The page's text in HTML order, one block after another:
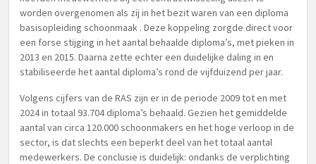
worden overgenomen als zij in het bezit waren van een diploma
basisopleiding schoonmaak . Deze koppeling zorgde direct voor
een forse stijging in het aantal behaalde diploma’s, met pieken in
2013 en 2015. Daarna zette echter een duidelijke daling in en
stabiliseerde het aantal diploma’s rond de vijfduizend per jaar.
Volgens cijfers van de RAS zijn er in de periode 2009 tot en met
2024 in totaal 93.704 diploma’s behaald. Gezien het gemiddelde
aantal van circa 120.000 schoonmakers en het hoge verloop in de
sector, is dat slechts een beperkt deel van het totaal aantal
medewerkers. De conclusie is duidelijk: ondanks de verplichting